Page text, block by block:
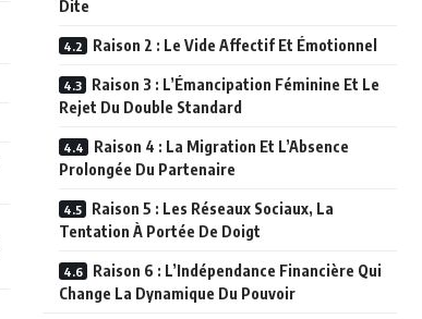
Dite
Raison 2 : Le Vide Affectif Et Émotionnel
Raison 3 : L’Émancipation Féminine Et Le
Rejet Du Double Standard
Raison 4 : La Migration Et L’Absence
Prolongée Du Partenaire
Raison 5 : Les Réseaux Sociaux, La
Tentation À Portée De Doigt
Raison 6 : L’Indépendance Financière Qui
Change La Dynamique Du Pouvoir